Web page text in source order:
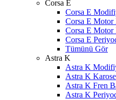
Corsa E
Corsa E
Corsa E Motor
Corsa E Motor
Corsa E
Tümünü Gör
Astra K
Astra K
Astra K
Astra K Fren
Astra K